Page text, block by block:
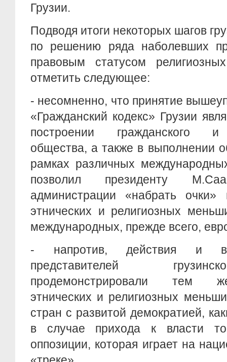
Грузии.
Подводя итоги некоторых шагов
по решению ряда наболевших
правовым статусом
отметить следующее:
- несомненно, что принятие
«Гражданский кодекс» Грузии
построении гражданского и
общества, а также в выполнении
рамках различных
позволил президенту
администрации «набрать
этнических и религиозных
международных, прежде всего,
- напротив, действия и
представителей
продемонстрировали тем
этнических и религиозных
стран с развитой демократией,
в случае прихода к власти
оппозиции, которая играет на